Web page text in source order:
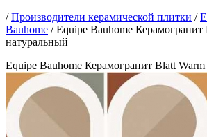
/Производители керамической плитки /
Bauhome / Equipe Bauhome
натуральный
Equipe Bauhome Керамогранит Blatt